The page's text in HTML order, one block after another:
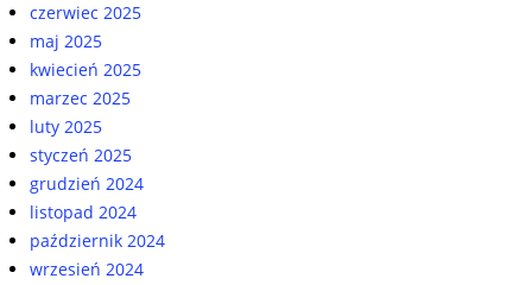
czerwiec 2025
maj 2025
kwiecień 2025
marzec 2025
luty 2025
styczeń 2025
grudzień 2024
listopad 2024
październik 2024
wrzesień 2024